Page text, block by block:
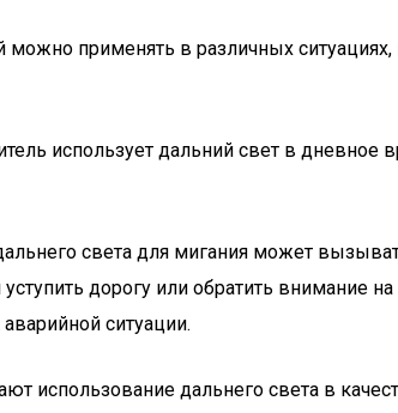
применять в различных
использует дальний свет в
света для мигания может
дорогу или обратить внимание
ситуации.
дальнего света в